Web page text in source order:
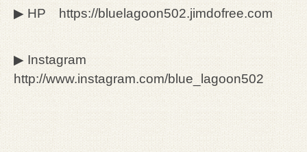
▶︎ HP https://bluelagoon502.jimdofree.com
▶︎ Instagram
http://www.instagram.com/blue_lagoon502